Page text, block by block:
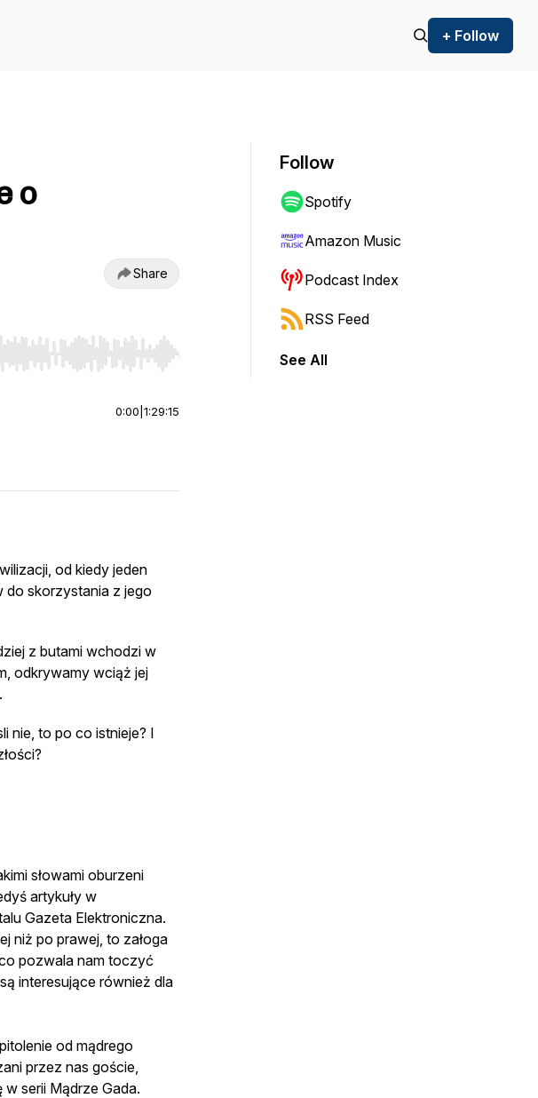
+ Follow
o
Share
to jump to start or end. Hold shift to jump forward or backward.
0:00 1:29:15
od kiedy jeden
do skorzystania z jego
z butami wchodzi w
odkrywamy wciąż jej
nie, to po co istnieje? I
słowami oburzeni
artykuły w
Gazeta Elektroniczna.
niż po prawej, to załoga
pozwala nam toczyć
interesujące również dla
od mądrego
przez nas goście,
serii Mądrze Gada.
Follow
Spotify
Amazon Music
Podcast Index
RSS Feed
See All